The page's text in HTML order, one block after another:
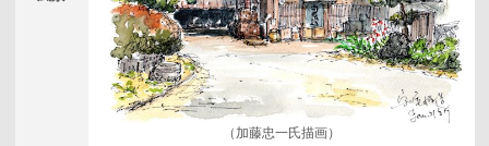
（加藤忠一氏描画）